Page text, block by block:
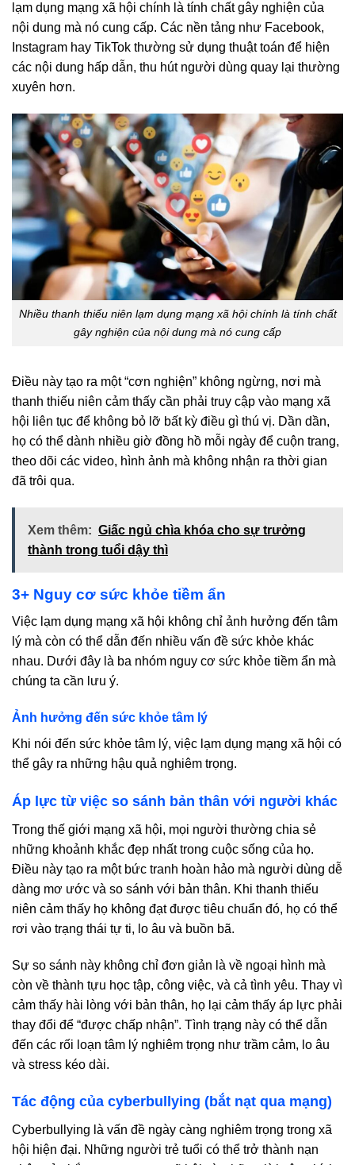
lạm dụng mạng xã hội chính là tính chất gây nghiện của
nội dung mà nó cung cấp. Các nền tảng như Facebook,
Instagram hay TikTok thường sử dụng thuật toán để hiện
các nội dung hấp dẫn, thu hút người dùng quay lại thường
xuyên hơn.
Nhiều thanh thiếu niên lạm dụng mạng xã hội chính là tính chất
gây nghiện của nội dung mà nó cung cấp
Điều này tạo ra một “cơn nghiện” không ngừng, nơi mà
thanh thiếu niên cảm thấy cần phải truy cập vào mạng xã
hội liên tục để không bỏ lỡ bất kỳ điều gì thú vị. Dần dần,
họ có thể dành nhiều giờ đồng hồ mỗi ngày để cuộn trang,
theo dõi các video, hình ảnh mà không nhận ra thời gian
đã trôi qua.
Xem thêm: Giấc ngủ chìa khóa cho sự trưởng
thành trong tuổi dậy thì
3+ Nguy cơ sức khỏe tiềm ẩn
Việc lạm dụng mạng xã hội không chỉ ảnh hưởng đến tâm
lý mà còn có thể dẫn đến nhiều vấn đề sức khỏe khác
nhau. Dưới đây là ba nhóm nguy cơ sức khỏe tiềm ẩn mà
chúng ta cần lưu ý.
Ảnh hưởng đến sức khỏe tâm lý
Khi nói đến sức khỏe tâm lý, việc lạm dụng mạng xã hội có
thể gây ra những hậu quả nghiêm trọng.
Áp lực từ việc so sánh bản thân với người khác
Trong thế giới mạng xã hội, mọi người thường chia sẻ
những khoảnh khắc đẹp nhất trong cuộc sống của họ.
Điều này tạo ra một bức tranh hoàn hảo mà người dùng dễ
dàng mơ ước và so sánh với bản thân. Khi thanh thiếu
niên cảm thấy họ không đạt được tiêu chuẩn đó, họ có thể
rơi vào trạng thái tự ti, lo âu và buồn bã.
Sự so sánh này không chỉ đơn giản là về ngoại hình mà
còn về thành tựu học tập, công việc, và cả tình yêu. Thay vì
cảm thấy hài lòng với bản thân, họ lại cảm thấy áp lực phải
thay đổi để “được chấp nhận”. Tình trạng này có thể dẫn
đến các rối loạn tâm lý nghiêm trọng như trầm cảm, lo âu
và stress kéo dài.
Tác động của cyberbullying (bắt nạt qua mạng)
Cyberbullying là vấn đề ngày càng nghiêm trọng trong xã
hội hiện đại. Những người trẻ tuổi có thể trở thành nạn